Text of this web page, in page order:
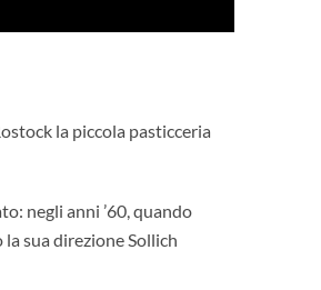
la piccola pasticceria
negli anni ’60, quando
sua direzione Sollich